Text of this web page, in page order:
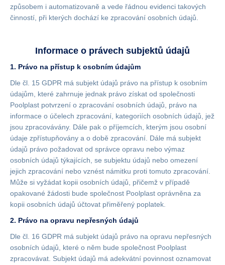
způsobem i automatizovaně a vede řádnou evidenci takových
činností, při kterých dochází ke zpracování osobních údajů.
Informace o právech subjektů údajů
1. Právo na přístup k osobním údajům
Dle čl. 15 GDPR má subjekt údajů právo na přístup k osobním
údajům, které zahrnuje jednak právo získat od společnosti
Poolplast potvrzení o zpracování osobních údajů, právo na
informace o účelech zpracování, kategoriích osobních údajů, jež
jsou zpracovávány. Dále pak o příjemcích, kterým jsou osobní
údaje zpřístupňovány a o době zpracování. Dále má subjekt
údajů právo požadovat od správce opravu nebo výmaz
osobních údajů týkajících, se subjektu údajů nebo omezení
jejich zpracování nebo vznést námitku proti tomuto zpracování.
Může si vyžádat kopii osobních údajů, přičemž v případě
opakované žádosti bude společnost Poolplast oprávněna za
kopii osobních údajů účtovat přiměřený poplatek.
2. Právo na opravu nepřesných údajů
Dle čl. 16 GDPR má subjekt údajů právo na opravu nepřesných
osobních údajů, které o něm bude společnost Poolplast
zpracovávat. Subjekt údajů má adekvátní povinnost oznamovat